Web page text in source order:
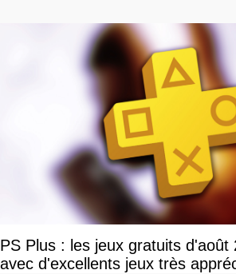
PS Plus : les jeux gratuits d'août
avec d'excellents jeux très